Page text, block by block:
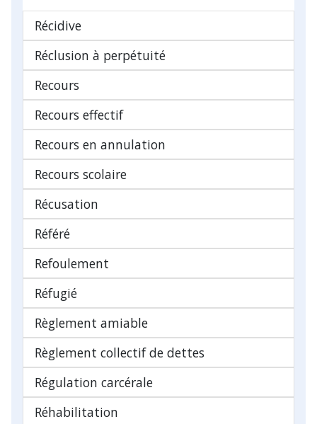
Récidive
Réclusion à perpétuité
Recours
Recours effectif
Recours en annulation
Recours scolaire
Récusation
Référé
Refoulement
Réfugié
Règlement amiable
Règlement collectif de dettes
Régulation carcérale
Réhabilitation